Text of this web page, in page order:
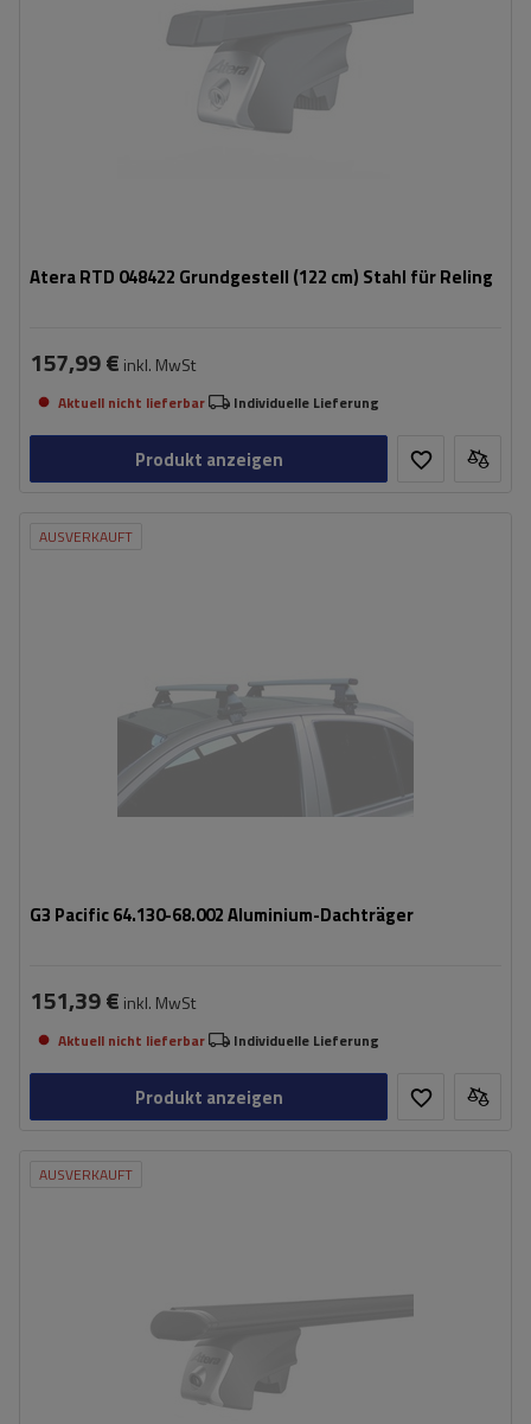
Atera RTD 048422 Grundgestell (122 cm) Stahl für Reling
157,99 € inkl. MwSt
Aktuell nicht lieferbar Individuelle Lieferung
Produkt anzeigen
AUSVERKAUFT
G3 Pacific 64.130-68.002 Aluminium-Dachträger
151,39 € inkl. MwSt
Aktuell nicht lieferbar Individuelle Lieferung
Produkt anzeigen
AUSVERKAUFT